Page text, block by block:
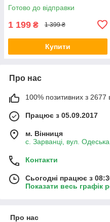
Готово до відправки
1 199 ₴ 1 399 ₴
Купити
Про нас
100% позитивних з 2677
Працює з 05.09.2017
м. Вінниця
с. Зарванці, вул.
Контакти
Сьогодні працює з
Показати весь графік
Про нас